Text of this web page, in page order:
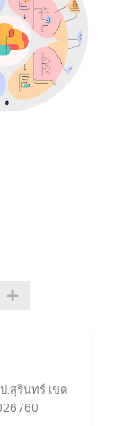
.สุรินทร์ เขต